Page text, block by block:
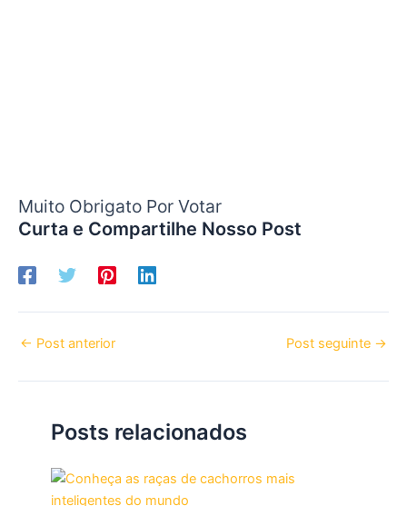
Muito Obrigato Por Votar
Curta e Compartilhe Nosso Post
← Post anterior Post seguinte →
Posts relacionados